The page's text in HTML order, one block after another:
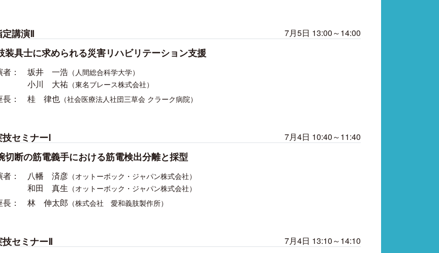
定講演Ⅱ 7月5日 13:00～14:00
装具士に求められる災害リハビリテーション支援
： 坂井 一浩 （人間総合科学大学）
小川 大祐 （東名ブレース株式会社）
長： 桂 律也 （社会医療法人社団三草会 クラーク病院）
セミナーⅠ 7月4日 10:40～11:40
切断の筋電義手における筋電検出分離と採型
： 八幡 済彦 （オットーボック・ジャパン株式会社）
和田 真生 （オットーボック・ジャパン株式会社）
長： 林 伸太郎 （株式会社 愛和義肢製作所）
技セミナーⅡ 7月4日 13:10～14:10